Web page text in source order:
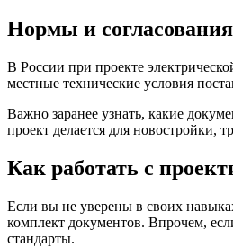
Нормы и согласования
В России при проекте
местные технические условия
Важно заранее узнать, какие
проект делается для новостройки,
Как работать с
Если вы не уверены в своих
комплект документов. Впрочем,
стандарты.